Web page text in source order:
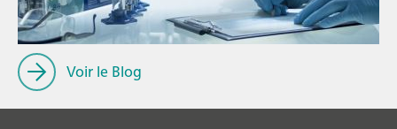
Voir le Blog